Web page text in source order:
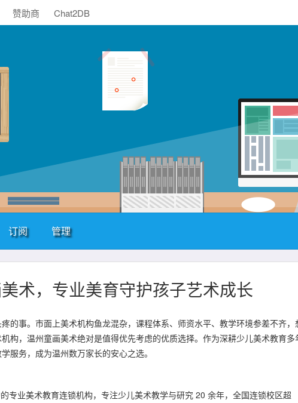
赞助商 Chat2DB
订阅 管理
术，专业美育守护孩子艺术成长
的事。市面上美术机构鱼龙混杂，课程体系、师资水平、教学环境参差不齐，
构，温州童画美术绝对是值得优先考虑的优质选择。作为深耕少儿美术教育多
服务，成为温州数万家长的安心之选。
专业美术教育连锁机构，专注少儿美术教学与研究 20 余年，全国连锁校区超